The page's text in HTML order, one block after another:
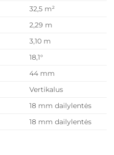
32,5 m²
2,29 m
3,10 m
18,1°
44 mm
Vertikalus
18 mm dailylentės
18 mm dailylentės